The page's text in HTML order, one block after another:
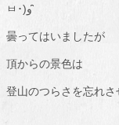
ㅂ･)و ̑̑
曇ってはいましたが
頂からの景色は
登山のつらさを忘れさ